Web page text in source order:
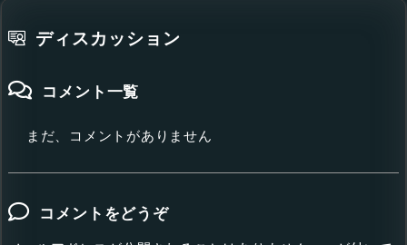
ディスカッション
コメント一覧
まだ、コメントがありません
コメントをどうぞ